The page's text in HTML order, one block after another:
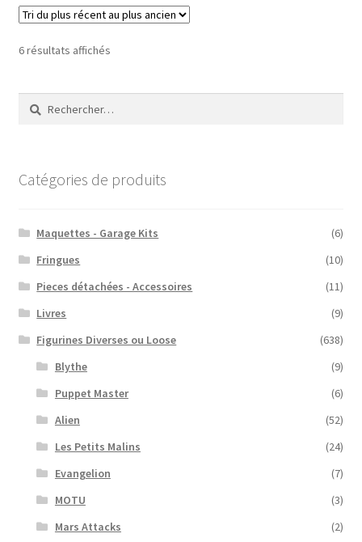
6 résultats affichésTrié
Rechercher :
Catégories de produits
Maquettes - Garage Kits
(6)
Fringues
(10)
Pieces détachées - Accessoires
(11)
Livres
(9)
Figurines Diverses ou Loose
(638)
Blythe
(9)
Puppet Master
(6)
Alien
(52)
Les Petits Malins
(24)
Evangelion
(7)
MOTU
(3)
Mars Attacks
(2)